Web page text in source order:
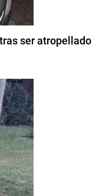
ser atropellado